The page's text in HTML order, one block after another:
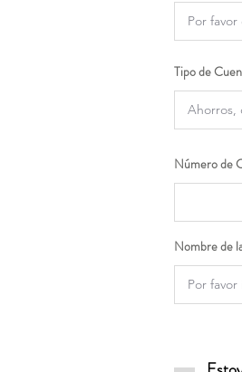
Tipo de
Número de
Nombre de